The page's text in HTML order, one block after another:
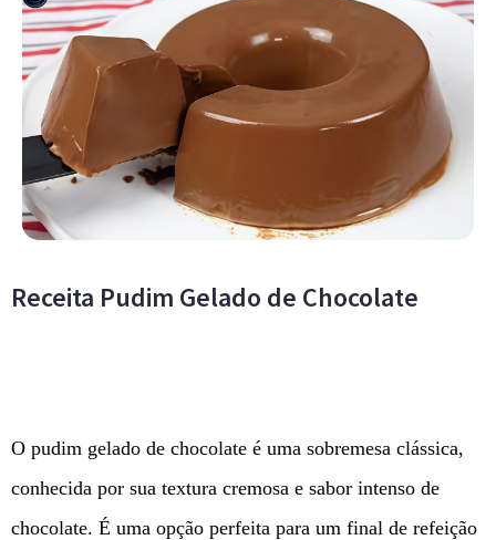
Receita Pudim Gelado de Chocolate
O pudim gelado de chocolate é uma sobremesa clássica,
conhecida por sua textura cremosa e sabor intenso de
chocolate. É uma opção perfeita para um final de refeição